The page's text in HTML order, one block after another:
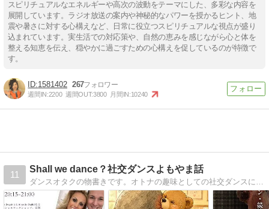
スピリチュアルなエネルギーや高次の波動をテーマにした、多彩な内容を
展開しています。ラジオ放送の案内や神秘的なパワーを授かるヒント、地
震や暑さに対する心構えなど、日常に役立つスピリチュアルな視点が盛り
込まれています。実生活での対応策や、自然の恵みを感じながら心と体を
整える知恵を伝え、穏やかに過ごすための心構えを促しているのが特徴で
す。
1581402 267
週間IN:2200 週間OUT:3800 月間IN:10240
11
Shall we dance？社交ダンスよもやま話
ダンスオタクの物書きです。オトナの趣味としての社交ダンスについてのあれこれを綴ります